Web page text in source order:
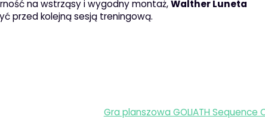
na wstrząsy i wygodny montaż,Walther Luneta
przed kolejną sesją treningową.
Gra planszowa GOLIATH Sequence